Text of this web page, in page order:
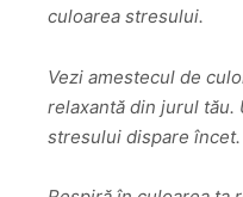
culoarea stresului.
Vezi amestecul de
relaxantă din jurul tău.
stresului dispare încet.